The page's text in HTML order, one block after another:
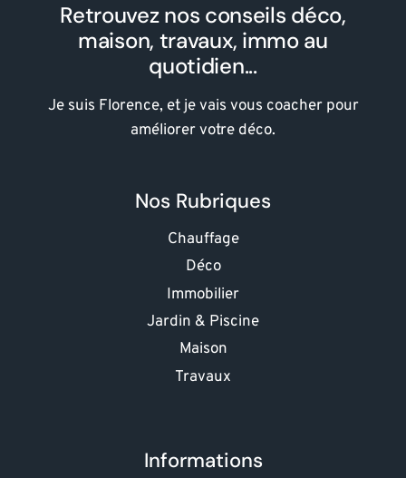
Retrouvez nos conseils déco,
maison, travaux, immo au
quotidien...
Je suis Florence, et je vais vous coacher pour
améliorer votre déco.
Nos Rubriques
Chauffage
Déco
Immobilier
Jardin & Piscine
Maison
Travaux
Informations